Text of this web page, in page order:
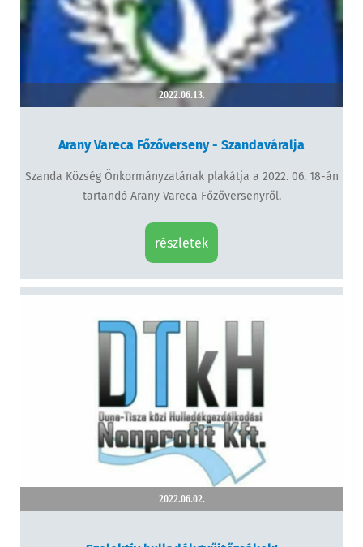
2022.06.13.
Arany Vareca Főzőverseny - Szandaváralja
Szanda Község Önkormányzatának plakátja a 2022. 06. 18-án
tartandó Arany Vareca Főzőversenyről.
részletek
2022.06.02.